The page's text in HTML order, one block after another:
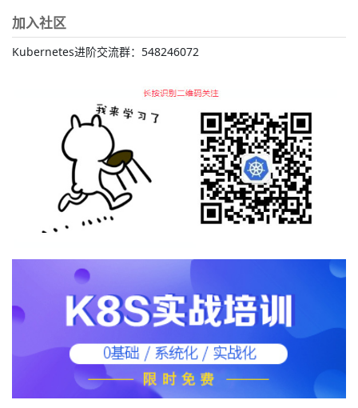
加入社区
Kubernetes进阶交流群：548246072